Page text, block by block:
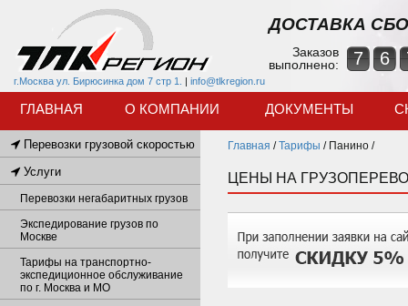
г.Москва ул. Бирюсинка дом 7 стр 1. | info@tlkregion.ru
ДОСТАВКА
Заказов
выполнено:
7 6
ГЛАВНАЯ О КОМПАНИИ ДОКУМЕНТЫ
Главная /Тарифы / Панино /
ЦЕНЫ НА
Перевозки грузовой скоростью
Услуги
Перевозки негабаритных грузов
Экспедирование грузов по
Москве
Тарифы на транспортно-
экспедиционное обслуживание
по г. Москва и МО